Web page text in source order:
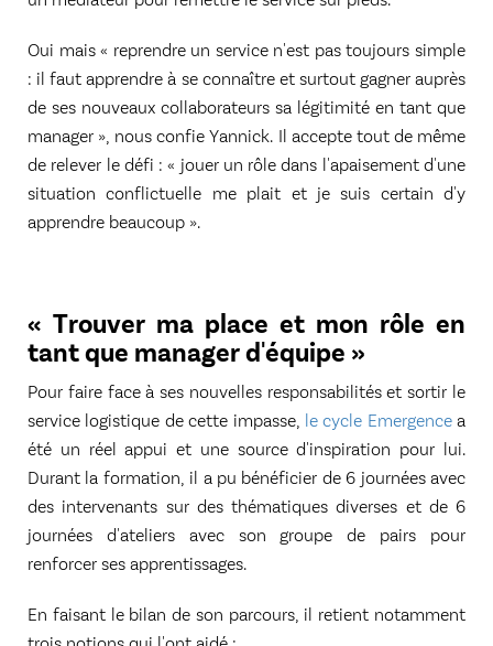
Oui mais « reprendre un service n'est pas toujours simple
: il faut apprendre à se connaître et surtout gagner auprès
de ses nouveaux collaborateurs sa légitimité en tant que
manager », nous confie Yannick. Il accepte tout de même
de relever le défi : « jouer un rôle dans l'apaisement d'une
situation conflictuelle me plait et je suis certain d'y
apprendre beaucoup ».
« Trouver ma place et mon rôle en
tant que manager d'équipe »
Pour faire face à ses nouvelles responsabilités et sortir le
service logistique de cette impasse, le cycle Emergencea
été un réel appui et une source d'inspiration pour lui.
Durant la formation, il a pu bénéficier de 6 journées avec
des intervenants sur des thématiques diverses et de 6
journées d'ateliers avec son groupe de pairs pour
renforcer ses apprentissages.
En faisant le bilan de son parcours, il retient notamment